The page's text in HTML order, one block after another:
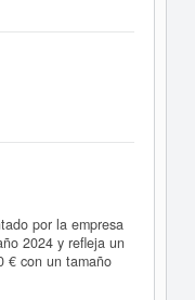
por la empresa
2024 y refleja un
€ con un tamaño